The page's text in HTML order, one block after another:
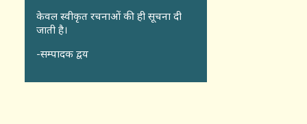
केवल स्वीकृत रचनाओं की ही सूचना दी
जाती है।
-सम्पादक द्वय